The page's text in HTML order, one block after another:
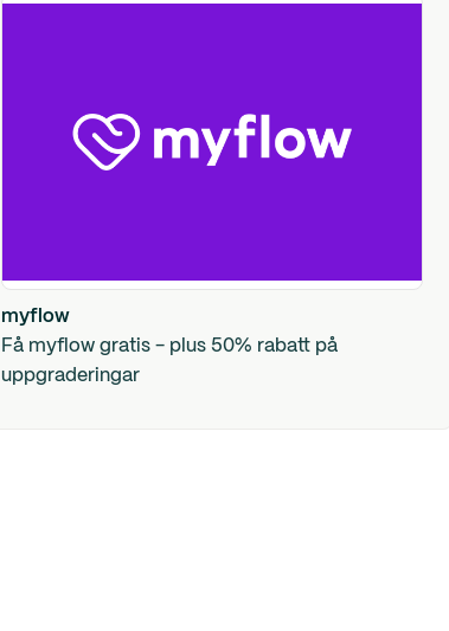
myflow
Få myflow gratis - plus 50% rabatt på
uppgraderingar